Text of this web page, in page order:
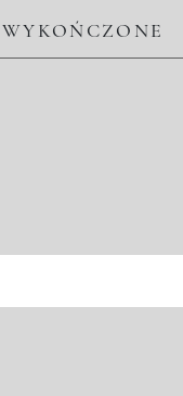
WYKOŃCZONE